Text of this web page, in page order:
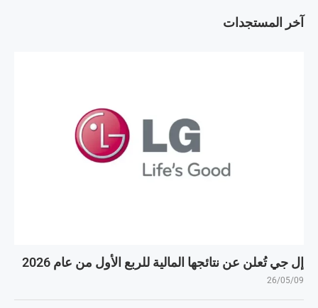
آخر المستجدات
إل جي تُعلن عن نتائجها المالية للربع الأول من عام 2026
26/05/09